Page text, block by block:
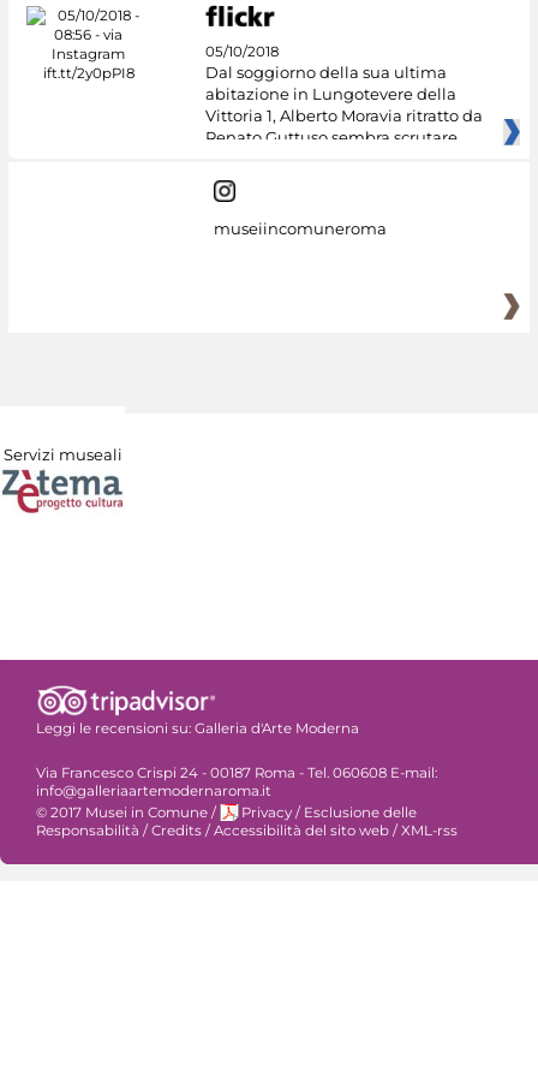
05/10/2018
Dal soggiorno della sua ultima
abitazione in Lungotevere della
Vittoria 1, Alberto Moravia ritratto da
Renato Guttuso sembra scrutare
museiincomuneroma
Servizi museali
Leggi le recensioni su: Galleria d'Arte Moderna
Via Francesco Crispi 24 - 00187 Roma - Tel. 060608 E-mail:
info@galleriaartemodernaroma.it
© 2017 Musei in Comune / Privacy / Esclusione delle
Responsabilità /Credits /Accessibilità del sito web /XML-rss